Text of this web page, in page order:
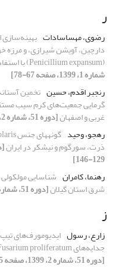
ر
رضوی، مهساسادات
دارچین، آویشن شیرازی، و مرزه
(Penicillium expansum) با استفاده از روش سطح پاسخ
شماره 1، 1399، صفحه 67-78]
رنجبر اقدم، حسین تخمین
گرمایی جمعیت‌های کرم سیب
غربی و اصفهان[دوره 51، شماره 2، 1399، صفحه 265-274]
رهجو، وحید
ذرت، سورگوم و نیشکر در ایران
129-146]
رهنما، کامران شناسایی
شرق استان گیلان[دوره 51، شماره 1، 1399، صفحه 27-37]
ز
زارع، رسول ایدیومورف‌های
جدایه‌های Fusarium proliferatum حاصل از برخی اکوسیستم‌های آبی
[دوره 51، شماره 2، 1399، صفحه 235-249]